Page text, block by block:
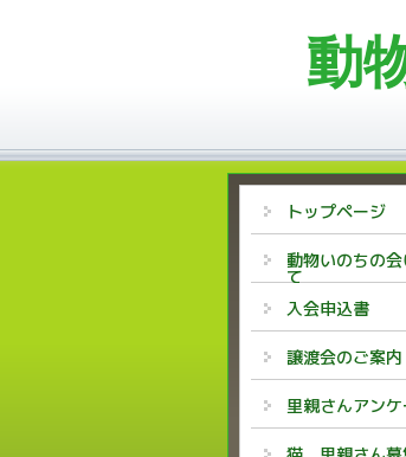
動
トップページ
動物いのちの
て
入会申込書
譲渡会のご案内
里親さんアンケ